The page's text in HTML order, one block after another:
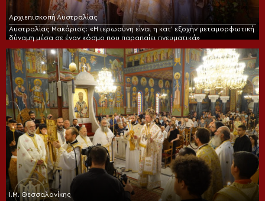
Αρχιεπισκοπή Αυστραλίας
Αυστραλίας Μακάριος: «Η ιερωσύνη είναι η κατ’ εξοχήν μεταμορφωτική
δύναμη μέσα σε έναν κόσμο που παραπαίει πνευματικά»
Ι.Μ. Θεσσαλονίκης